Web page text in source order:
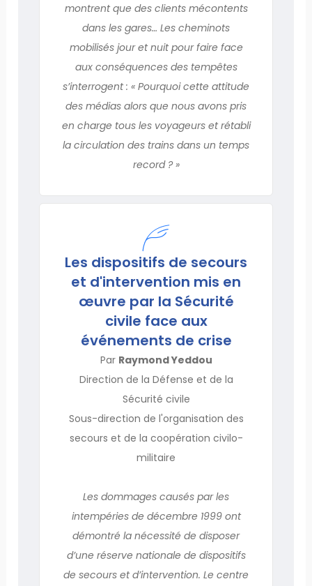
montrent que des clients mécontents
dans les gares… Les cheminots
mobilisés jour et nuit pour faire face
aux conséquences des tempêtes
s’interrogent : « Pourquoi cette attitude
des médias alors que nous avons pris
en charge tous les voyageurs et rétabli
la circulation des trains dans un temps
record ? »
Les dispositifs de secours
et d'intervention mis en
œuvre par la Sécurité
civile face aux
événements de crise
Par Raymond Yeddou
Direction de la Défense et de la
Sécurité civile
Sous-direction de l'organisation des
secours et de la coopération civilo-
militaire
Les dommages causés par les
intempéries de décembre 1999 ont
démontré la nécessité de disposer
d’une réserve nationale de dispositifs
de secours et d’intervention. Le centre